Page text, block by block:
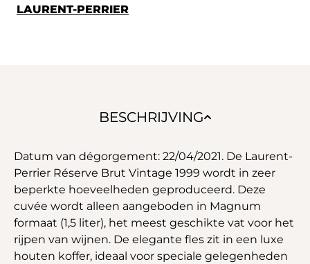
LAURENT-PERRIER
BESCHRIJVING
Datum van dégorgement: 22/04/2021. De Laurent-
Perrier Réserve Brut Vintage 1999 wordt in zeer
beperkte hoeveelheden geproduceerd. Deze
cuvée wordt alleen aangeboden in Magnum
formaat (1,5 liter), het meest geschikte vat voor het
rijpen van wijnen. De elegante fles zit in een luxe
houten koffer, ideaal voor speciale gelegenheden